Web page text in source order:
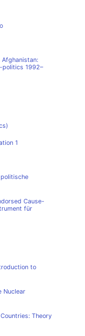
politics 1992–
1
Cause-
für
to
Nuclear
Theory